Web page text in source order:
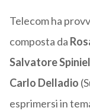
Telecom ha
composta da
Salvatore
Carlo Delladio
esprimersi in